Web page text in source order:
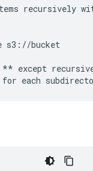
recursively
s3://bucket
except